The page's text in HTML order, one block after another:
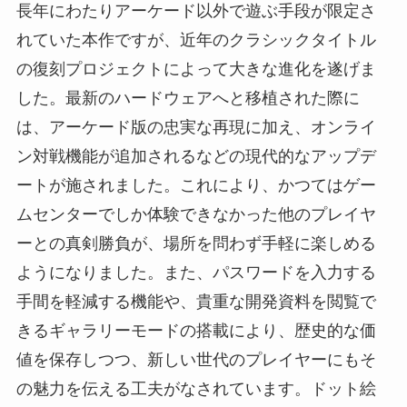
長年にわたりアーケード以外で遊ぶ手段が限定さ
れていた本作ですが、近年のクラシックタイトル
の復刻プロジェクトによって大きな進化を遂げま
した。最新のハードウェアへと移植された際に
は、アーケード版の忠実な再現に加え、オンライ
ン対戦機能が追加されるなどの現代的なアップデ
ートが施されました。これにより、かつてはゲー
ムセンターでしか体験できなかった他のプレイヤ
ーとの真剣勝負が、場所を問わず手軽に楽しめる
ようになりました。また、パスワードを入力する
手間を軽減する機能や、貴重な開発資料を閲覧で
きるギャラリーモードの搭載により、歴史的な価
値を保存しつつ、新しい世代のプレイヤーにもそ
の魅力を伝える工夫がなされています。ドット絵